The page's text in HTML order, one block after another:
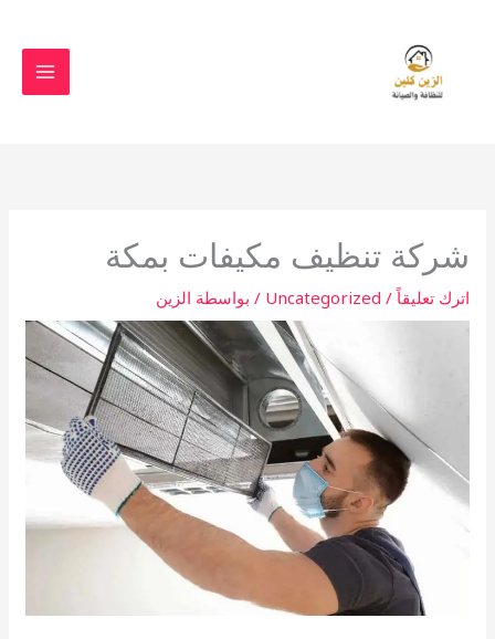
شركة تنظيف مكيفات بمكة
اترك تعليقاً /
Uncategorized / بواسطة الزين